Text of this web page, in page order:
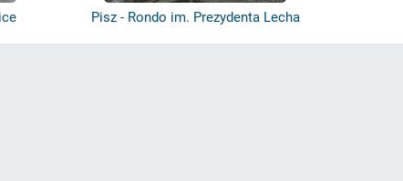
Pisz - Rondo im. Prezydenta Lecha